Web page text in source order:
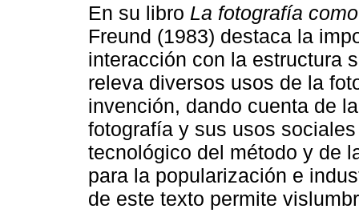
En su libro La fotografía
Freund (1983) destaca la
interacción con la estructura
releva diversos usos de la
invención, dando cuenta de
fotografía y sus usos
tecnológico del método y de
para la popularización e
de este texto permite